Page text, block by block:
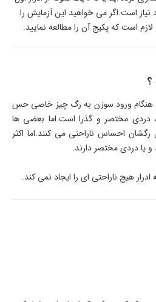
است.اگر می خواهید این آزمایش را
است که پکیج آن را مطالعه نمایید.
؟
ورود سوزن به رگ چیز خاصی حس
دردی مختصر و گذرا است.اما بعضی ها
احساس ناراحتی می کنند.اما اکثر
دردی مختصر دارند.
هیچ ناراحتی ای را ایجاد نمی کند.